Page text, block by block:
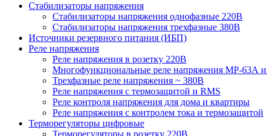
Стабилизаторы напряжения
Cтабилизаторы напряжения однофазные 220В
Стабилизаторы напряжения трехфазные 380В
Источники резервного питания (ИБП)
Реле напряжения
Реле напряжения в розетку 220В
Многофункциональные реле напряжения МР-63А
Трехфазные реле напряжения ~ 380В
Реле напряжения с термозащитой и RMS
Реле контроля напряжения для дома и квартиры
Реле напряжения с контролем тока и термозащитой
Терморегуляторы цифровые
Терморегуляторы в розетку 220В